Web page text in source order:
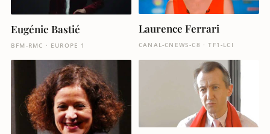
Eugénie Bastié
BFM-RMC · EUROPE 1
Laurence Ferrari
CANAL-CNEWS-C8 · TF1-LCI